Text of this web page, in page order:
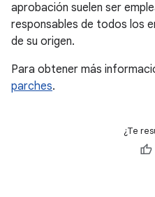
aprobación suelen ser
responsables de todos los
de su origen.
Para obtener más
parches.
¿Te